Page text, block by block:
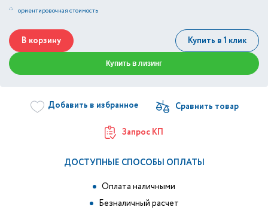
* ориентировочная стоимость
В корзину Купить в 1 клик
Купить в лизинг
Добавить в избранное
Запрос КП
ДОСТУПНЫЕ СПОСОБЫ ОПЛАТЫ
Оплата наличными
Безналичный расчет